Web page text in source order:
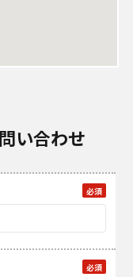
い合わせ
必須
必須